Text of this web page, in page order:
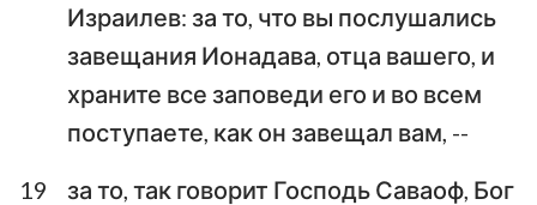
Израилев: за то, что вы послушались
завещания Ионадава, отца вашего, и
храните все заповеди его и во всем
поступаете, как он завещал вам, --
19
за то, так говорит Господь Саваоф, Бог